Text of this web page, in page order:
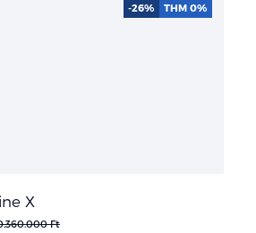
X
Ft
-26% THM 0%